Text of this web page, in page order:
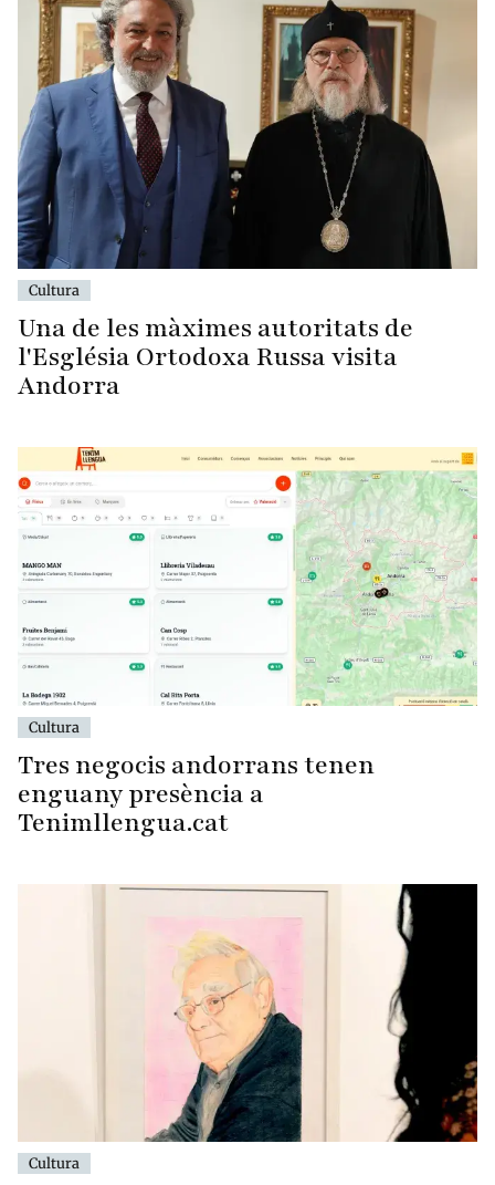
Cultura
Una de les màximes autoritats de
l'Església Ortodoxa Russa visita
Andorra
Cultura
Tres negocis andorrans tenen
enguany presència a
Tenimllengua.cat
Cultura